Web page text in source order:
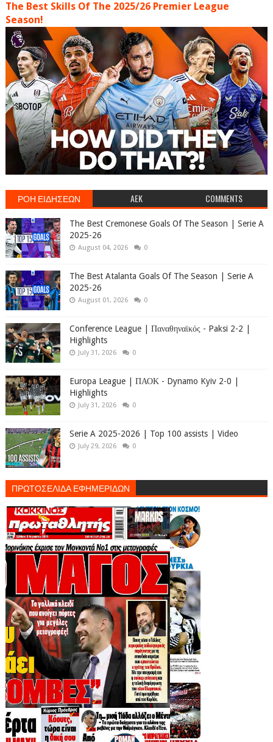
The Best Skills Of The 2025/26 Premier League
Season!
ΡΟΗ ΕΙΔΗΣΕΩΝ AEK COMMENTS
The Best Cremonese Goals Of The Season | Serie A
2025-26
August 04, 2026 0
The Best Atalanta Goals Of The Season | Serie A
2025-26
August 01, 2026 0
Conference League | Παναθηναϊκός - Paksi 2-2 |
Highlights
July 31, 2026 0
Europa League | ΠΑΟΚ - Dynamo Kyiv 2-0 |
Highlights
July 31, 2026 0
Serie A 2025-2026 | Top 100 assists | Video
July 29, 2026 0
ΠΡΩΤΟΣΕΛΙΔΑ ΕΦΗΜΕΡΙΔΩΝ